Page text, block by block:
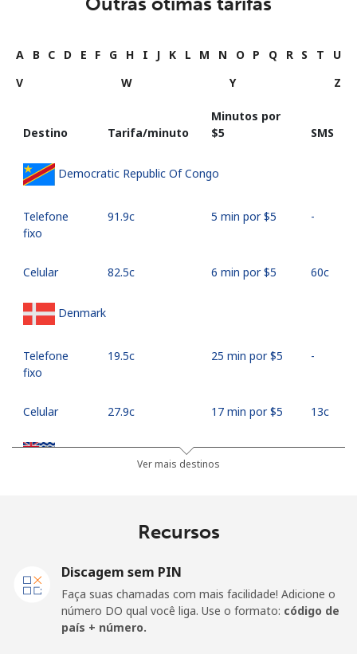
A B C D E F G H I J K L M N O P Q R S T
U
V
W Y Z
Destino Tarifa/minuto
Minutos por
⁦$5⁩
SMS
Democratic Republic Of Congo
Telefone
fixo
⁦91.9c⁩ 5 min por ⁦$5⁩ -
Celular ⁦82.5c⁩ 6 min por ⁦$5⁩ ⁦60c⁩
Denmark
Telefone
fixo
⁦19.5c⁩ 25 min por ⁦$5⁩ -
Celular ⁦27.9c⁩ 17 min por ⁦$5⁩ ⁦13c⁩
Diego Garcia
Djibouti
Telefone
⁦60.5c⁩
Ver mais destinos
Recursos
Discagem sem PIN
Faça suas chamadas com mais facilidade! Adicione o
número DO qual você liga. Use o formato: código de
país + número.